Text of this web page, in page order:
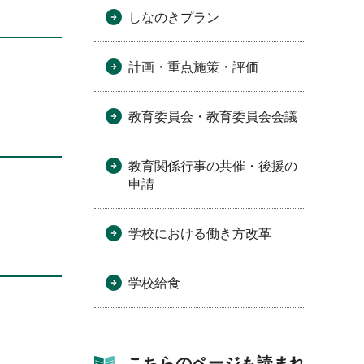
しなのきプラン
計画・重点施策・評価
教育委員会・教育委員会会議
教育関係行事の共催・後援の
申請
学校における働き方改革
学校給食